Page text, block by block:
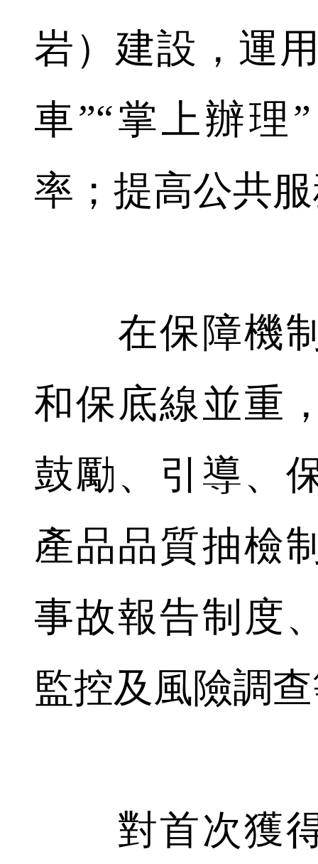
岩）建設，運
車”“掌上辦理
率；提高公共
在保障機制
和保底線並重
鼓勵、引導、
產品品質抽檢
事故報告制度
監控及風險調
對首次獲得